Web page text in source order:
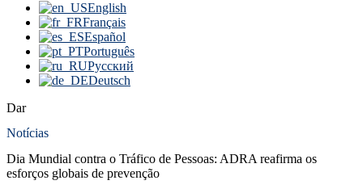
English
Français
Español
Português
Русский
Deutsch
Dar
Notícias
Dia Mundial contra o Tráfico de Pessoas: ADRA reafirma os
esforços globais de prevenção